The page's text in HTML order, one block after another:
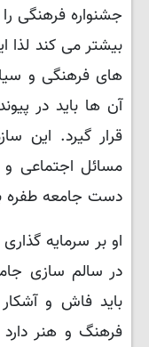
جشنواره فرهنگی
بیشتر می ‌کند لذا
‌های فرهنگی و
آن‌ ها باید در
قرار گیرد. این
مسائل اجتماعی
دست جامعه طفره
او بر سرمایه
در سالم سازی
باید فاش و آشکار
فرهنگ و هنر